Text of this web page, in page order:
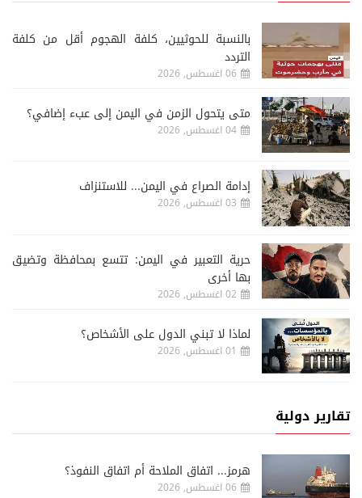
‏بالنسبة للحوثيين، كلفة الهجوم أقل من كلفة
التردد
06 اغسطس, 2026
متى يتحول الزمن في اليمن إلى عبء إضافي؟
04 اغسطس, 2026
إدامة الصراع في اليمن... للاستنزاف
03 اغسطس, 2026
حرية التعبير في اليمن: تتسع بمحافظة وتضيق
بها أخرى
02 اغسطس, 2026
لماذا لا تبني الدول على الأشخاص؟
01 اغسطس, 2026
تقارير دولية
هرمز... اتفاق الملاحة أم اتفاق النفوذ؟
06 اغسطس, 2026